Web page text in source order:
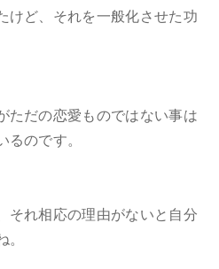
けど、それを一般化させた功
ただの恋愛ものではない事は
るのです。
それ相応の理由がないと自分
。